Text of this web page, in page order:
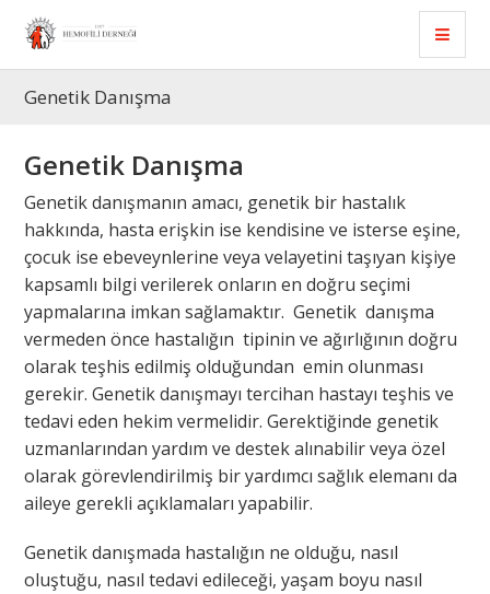
Genetik Danışma
Genetik Danışma
Genetik danışmanın amacı, genetik bir hastalık
hakkında, hasta erişkin ise kendisine ve isterse eşine,
çocuk ise ebeveynlerine veya velayetini taşıyan kişiye
kapsamlı bilgi verilerek onların en doğru seçimi
yapmalarına imkan sağlamaktır. Genetik danışma
vermeden önce hastalığın tipinin ve ağırlığının doğru
olarak teşhis edilmiş olduğundan emin olunması
gerekir. Genetik danışmayı tercihan hastayı teşhis ve
tedavi eden hekim vermelidir. Gerektiğinde genetik
uzmanlarından yardım ve destek alınabilir veya özel
olarak görevlendirilmiş bir yardımcı sağlık elemanı da
aileye gerekli açıklamaları yapabilir.
Genetik danışmada hastalığın ne olduğu, nasıl
oluştuğu, nasıl tedavi edileceği, yaşam boyu nasıl